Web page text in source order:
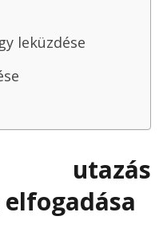
leküzdése
utazás